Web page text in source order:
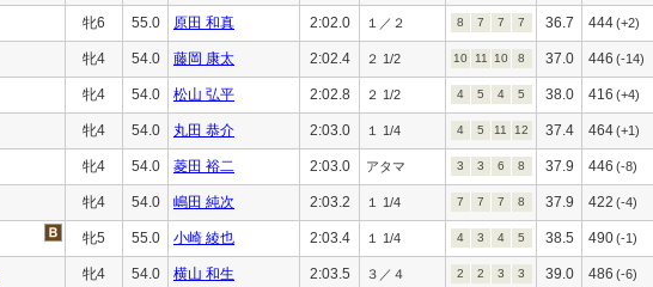
牝6 55.0 原田 和真 2:02.0 １／２ 8 7 7 7 36.7 444(+2)
牝4 54.0 藤岡 康太 2:02.4 ２ 1/2 10 11 10 8 37.0 446 (-14)
牝4 54.0 松山 弘平 2:02.8 ２ 1/2 4 5 4 5 38.0 416 (+4)
牝4 54.0 丸田 恭介 2:03.0 １ 1/4 4 5 11 12 37.4 464(+1)
牝4 54.0 菱田 裕二 2:03.0 アタマ 3 3 6 8 37.9 446 (-8)
牝4 54.0 嶋田 純次 2:03.2 １ 1/4 7 7 7 8 37.9 422 (-4)
牝5 55.0 小崎 綾也 2:03.4 １ 1/4 4 3 4 5 38.5 490(-1)
牝4 54.0 横山 和生 2:03.5 ３／４ 2 2 3 3 39.0 486 (-6)